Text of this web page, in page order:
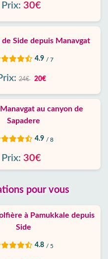
Prix: 30€
Side depuis Manavgat
4.9 / 7
24€ 20€
au canyon de
Sapadere
4.9 / 8
Prix: 30€
pour vous
à Pamukkale depuis
Side
4.8 / 5